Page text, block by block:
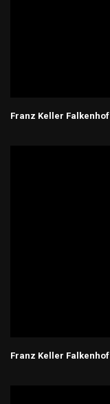
Franz Keller Falkenhof
Franz Keller Falkenhof